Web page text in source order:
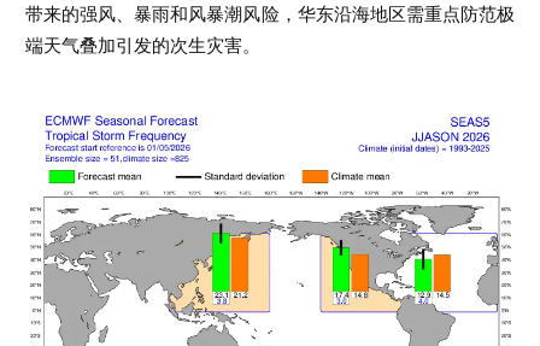
带来的强风、暴雨和风暴潮风险，华东沿海地区需重点防范极
端天气叠加引发的次生灾害。